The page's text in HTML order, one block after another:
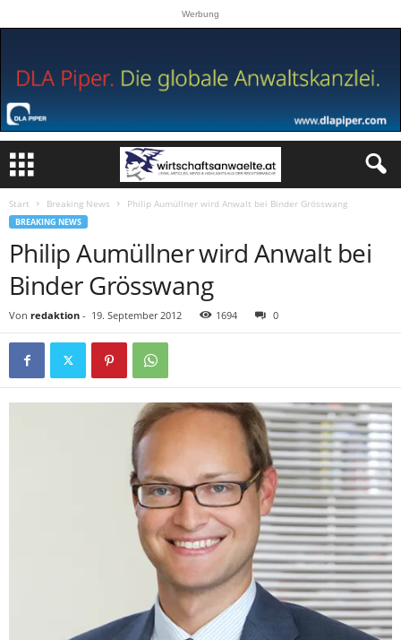
Werbung
Start Breaking News Philip Aumüllner wird Anwalt bei Binder Grösswang
BREAKING NEWS
Philip Aumüllner wird Anwalt bei
Binder Grösswang
Von redaktion - 19. September 2012 1694 0